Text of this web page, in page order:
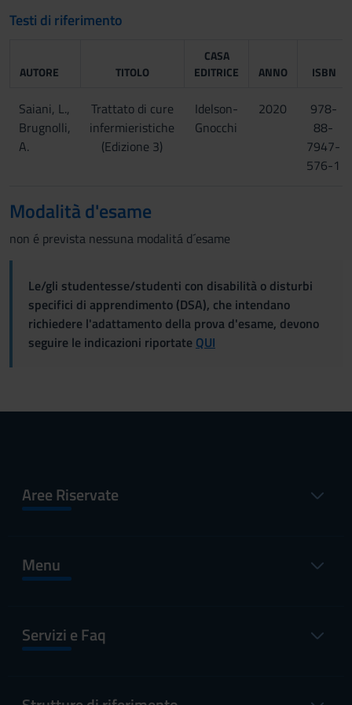
Testi di riferimento
AUTORE TITOLO
CASA
EDITRICE
ANNO ISBN
Saiani, L.,
Brugnolli,
A.
Trattato di cure
infermieristiche
(Edizione 3)
Idelson-
Gnocchi
2020
978-
88-
7947-
576-1
Modalità d'esame
non é prevista nessuna modalitá d´esame
Le/gli studentesse/studenti con disabilità o disturbi
specifici di apprendimento (DSA), che intendano
richiedere l'adattamento della prova d'esame, devono
seguire le indicazioni riportate QUI
Aree Riservate
Menu
Servizi e Faq